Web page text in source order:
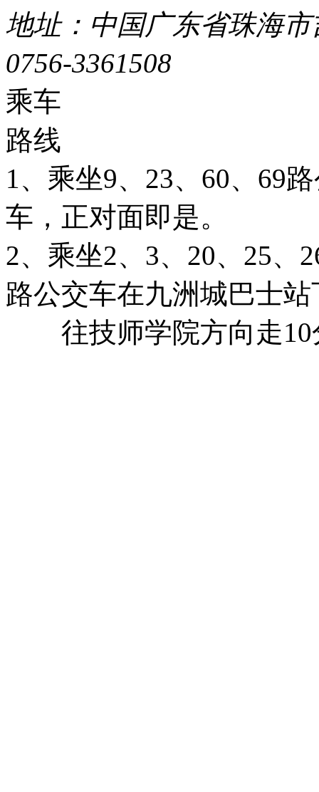
地址：中国广东省珠海
0756-3361508
乘车
路线
1、乘坐9、23、60、69
车，正对面即是。
2、乘坐2、3、20、25、
路公交车在九洲城巴士站
往技师学院方向走10